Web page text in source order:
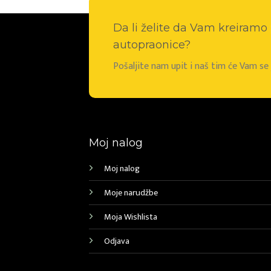
Da li želite da Vam
autopraonice?
Pošaljite nam upit i naš tim će Vam
Moj nalog
Moj nalog
Moje narudžbe
Moja Wishlista
Odjava